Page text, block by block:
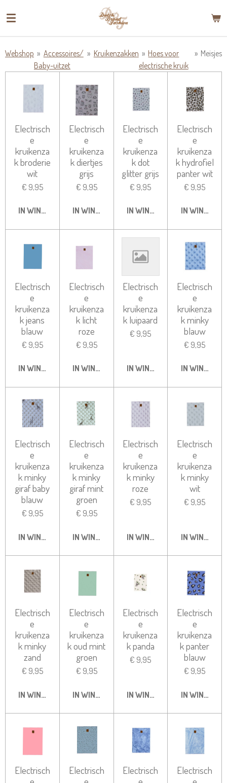
direct
hoofdinhoud
Webshop » Accessoires/
Baby-uitzet
» Kruikenzakken » Hoes voor
electrische kruik
» Meisjes
Electrisch
e
kruikenza
k broderie
wit
€ 9,95
IN WINKELWAGEN
Electrisch
e
kruikenza
k diertjes
grijs
€ 9,95
IN WINKELWAGEN
Electrisch
e
kruikenza
k dot
glitter grijs
€ 9,95
IN WINKELWAGEN
Electrisch
e
kruikenza
k hydrofiel
panter wit
€ 9,95
IN
Electrisch
e
kruikenza
k jeans
blauw
€ 9,95
IN WINKELWAGEN
Electrisch
e
kruikenza
k licht
roze
€ 9,95
IN WINKELWAGEN
Electrisch
e
kruikenza
k luipaard
€ 9,95
IN WINKELWAGEN
Electrisch
e
kruikenza
k minky
blauw
€ 9,95
IN
Electrisch
e
kruikenza
k minky
giraf baby
blauw
€ 9,95
IN WINKELWAGEN
Electrisch
e
kruikenza
k minky
giraf mint
groen
€ 9,95
IN WINKELWAGEN
Electrisch
e
kruikenza
k minky
roze
€ 9,95
IN WINKELWAGEN
Electrisch
e
kruikenza
k minky
wit
€ 9,95
IN
Electrisch
e
kruikenza
k minky
zand
€ 9,95
IN WINKELWAGEN
Electrisch
e
kruikenza
k oud mint
groen
€ 9,95
IN WINKELWAGEN
Electrisch
e
kruikenza
k panda
€ 9,95
IN WINKELWAGEN
Electrisch
e
kruikenza
k panter
blauw
€ 9,95
IN
Electrisch
Electrisch
Electrisch
Electrisch